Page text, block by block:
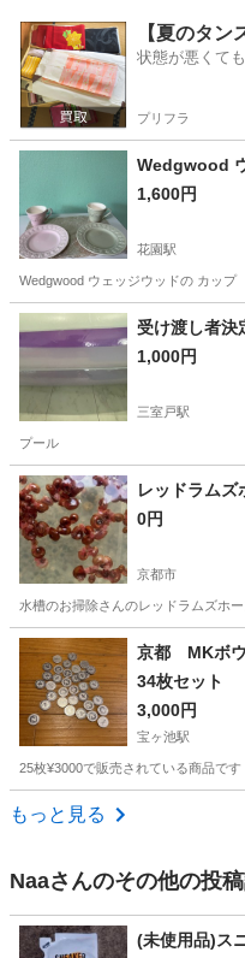
京都 京都市 太秦広隆寺駅
【夏のタ
状態が悪くて
プリフラ
Wedgwood
1,600円
花園駅
Wedgwood ウェッジウッドの カッ
京都 京都市 花園駅 その
受け渡し者
1,000円
三室戸駅
プール
京都 宇治市 三室戸駅
レッドラムズ
0円
京都市
水槽のお掃除さんのレッドラムズホ
京都 京都市 その他 レ
京都 MKボ
34枚セット
3,000円
宝ヶ池駅
25枚¥3000で販売されている商品です
京都 京都市
もっと見る
Naaさんのその他の投稿
(未使用品)ス